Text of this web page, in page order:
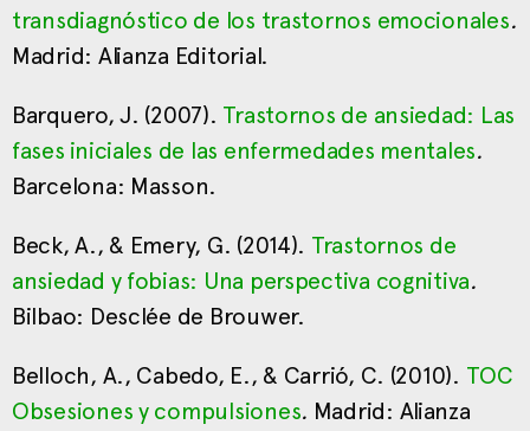
transdiagnóstico de los trastornos emocionales.
Madrid: Alianza Editorial.
Barquero, J. (2007). Trastornos de ansiedad: Las
fases iniciales de las enfermedades mentales.
Barcelona: Masson.
Beck, A., & Emery, G. (2014). Trastornos de
ansiedad y fobias: Una perspectiva cognitiva.
Bilbao: Desclée de Brouwer.
Belloch, A., Cabedo, E., & Carrió, C. (2010). TOC
Obsesiones y compulsiones. Madrid: Alianza